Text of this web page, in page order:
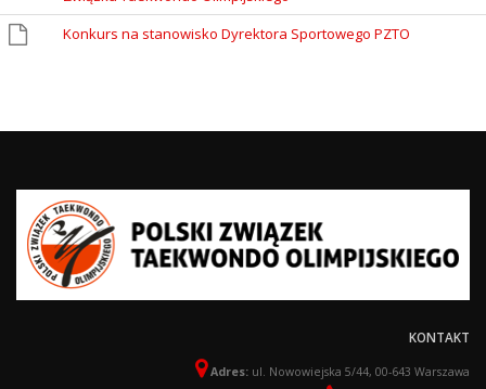
Konkurs na stanowisko Dyrektora Sportowego PZTO
KONTAKT
Adres: ul. Nowowiejska 5/44, 00-643 Warszawa